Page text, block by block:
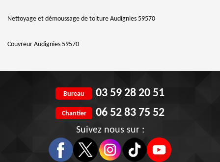
Nettoyage et démoussage de toiture Audignies 59570
Couvreur Audignies 59570
Bureau 03 59 28 20 51
Chantier 06 52 83 75 52
Suivez nous sur :